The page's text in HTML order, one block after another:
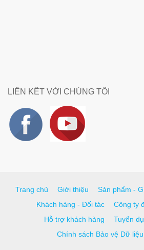
LIÊN KẾT VỚI CHÚNG TÔI
Trang chủ Giới thiệu Sản phẩm -
Khách hàng - Đối tác
Công ty
Hỗ trợ khách hàng
Tuyển
Chính sách Bảo vệ Dữ